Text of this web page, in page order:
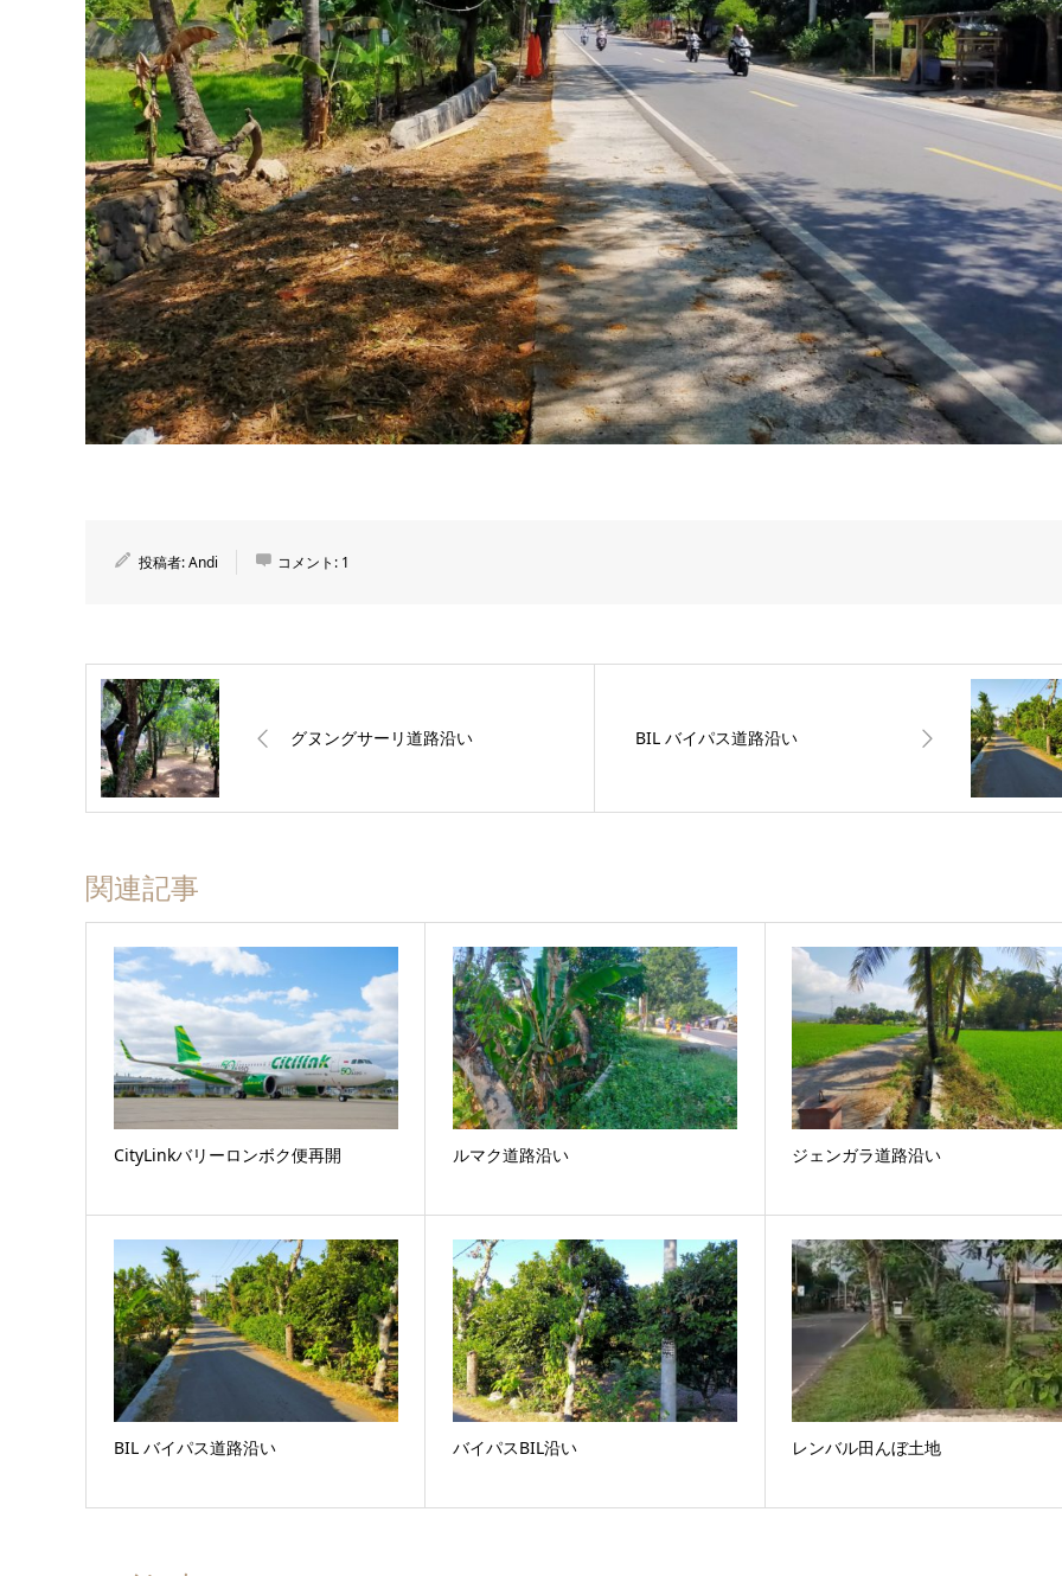
投稿者:Andi コメント: 1
グヌングサーリ道路沿い BIL バイパス道路沿い
関連記事
CityLinkバリーロンボク便再開 ルマク道路沿い ジェンガラ道路沿い
BIL バイパス道路沿い バイパスBIL沿い レンバル田んぼ土地